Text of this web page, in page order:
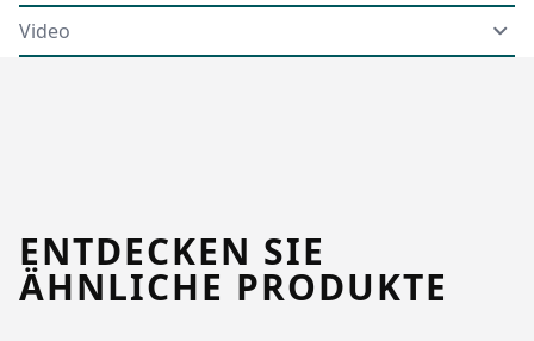
Video
ENTDECKEN SIE
ÄHNLICHE PRODUKTE